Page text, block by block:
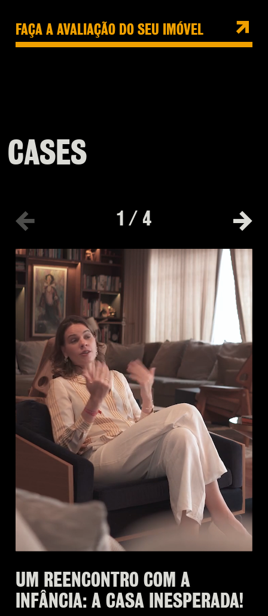
FAÇA A AVALIAÇÃO DO SEU IMÓVEL
1 / 4
CASES
UM REENCONTRO COM A
INFÂNCIA: A CASA INESPERADA!